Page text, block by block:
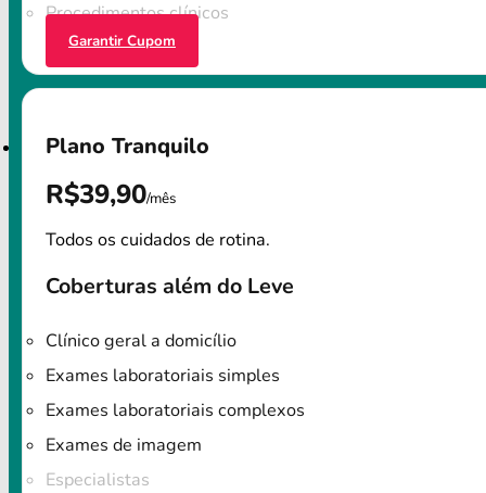
Procedimentos clínicos
Garantir Cupom
Plano Tranquilo
R$39,90/mês
Todos os cuidados de rotina.
Coberturas além do Leve
Clínico geral a domicílio
Exames laboratoriais simples
Exames laboratoriais complexos
Exames de imagem
Especialistas